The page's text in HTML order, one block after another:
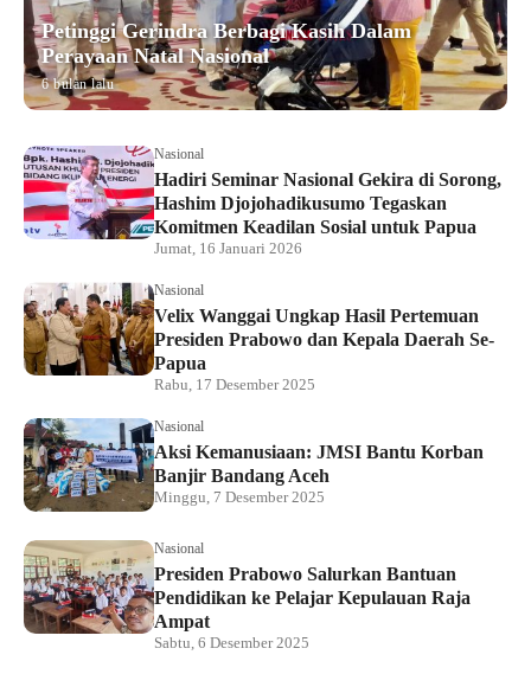
Petinggi Gerindra Berbagi Kasih Dalam
Perayaan Natal Nasional
6 bulan lalu
Nasional
Hadiri Seminar Nasional Gekira di Sorong,
Hashim Djojohadikusumo Tegaskan
Komitmen Keadilan Sosial untuk Papua
Jumat, 16 Januari 2026
Nasional
Velix Wanggai Ungkap Hasil Pertemuan
Presiden Prabowo dan Kepala Daerah Se-
Papua
Rabu, 17 Desember 2025
Nasional
Aksi Kemanusiaan: JMSI Bantu Korban
Banjir Bandang Aceh
Minggu, 7 Desember 2025
Nasional
Presiden Prabowo Salurkan Bantuan
Pendidikan ke Pelajar Kepulauan Raja
Ampat
Sabtu, 6 Desember 2025